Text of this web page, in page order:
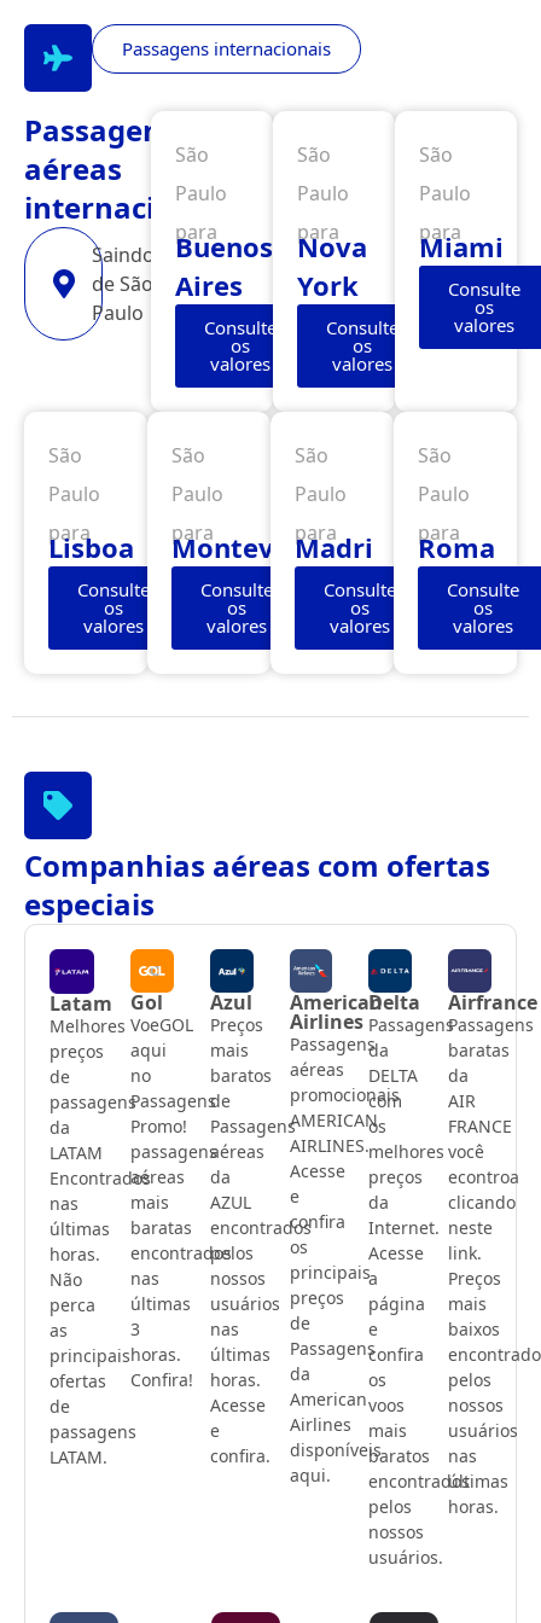
Passagens internacionais
Passagens
aéreas
internacionais
Saindo
de São
Paulo
São
Paulo
para
Buenos
Aires
Consulte
os
valores
São
Paulo
para
Nova
York
Consulte
os
valores
São
Paulo
para
Miami
Consulte
os
valores
São
Paulo
para
Lisboa
Consulte
os
valores
São
Paulo
para
Montevidéu
Consulte
os
valores
São
Paulo
para
Madri
Consulte
os
valores
São
Paulo
para
Roma
Consulte
os
valores
Companhias aéreas com ofertas
especiais
Latam
Melhores
preços
de
passagens
da
LATAM
Encontrados
nas
últimas
horas.
Não
perca
as
principais
ofertas
de
passagens
LATAM.
Gol
VoeGOL
aqui
no
Passagens
Promo!
passagens
aéreas
mais
baratas
encontrados
nas
últimas
3
horas.
Confira!
Azul
Preços
mais
baratos
de
Passagens
aéreas
da
AZUL
encontrados
pelos
nossos
usuários
nas
últimas
horas.
Acesse
e
confira.
American
Airlines
Passagens
aéreas
promocionais
AMERICAN
AIRLINES.
Acesse
e
confira
os
principais
preços
de
Passagens
da
American
Airlines
disponíveis
aqui.
Delta
Passagens
da
DELTA
com
os
melhores
preços
da
Internet.
Acesse
a
página
e
confira
os
voos
mais
baratos
encontrados
pelos
nossos
usuários.
Airfrance
Passagens
baratas
da
AIR
FRANCE
você
econtroa
clicando
neste
link.
Preços
mais
baixos
pelos
nossos
usuários
nas
últimas
horas.